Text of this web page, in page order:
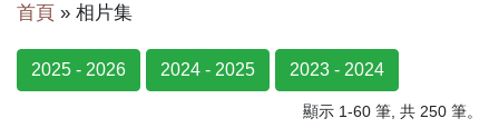
首頁 » 相片集
2025 - 2026 2024 - 2025 2023 - 2024
顯示 1-60 筆, 共 250 筆。